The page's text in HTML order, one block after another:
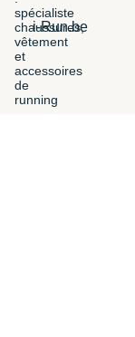
i-Run.be